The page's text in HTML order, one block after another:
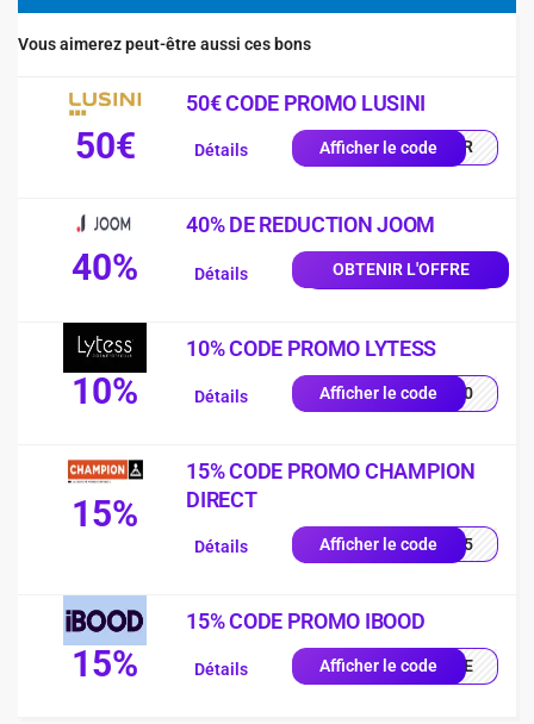
Vous aimerez peut-être aussi ces bons
50€
50€ CODE PROMO LUSINI
Afficher le code0-FR
Détails
40%
40% DE REDUCTION JOOM
OBTENIR L'OFFRE
Détails
10%
10% CODE PROMO LYTESS
Afficher le codeSS10
Détails
15%
15% CODE PROMO CHAMPION
DIRECT
Afficher le codeUE15
Détails
15%
15% CODE PROMO IBOOD
Afficher le codeIQUE
Détails